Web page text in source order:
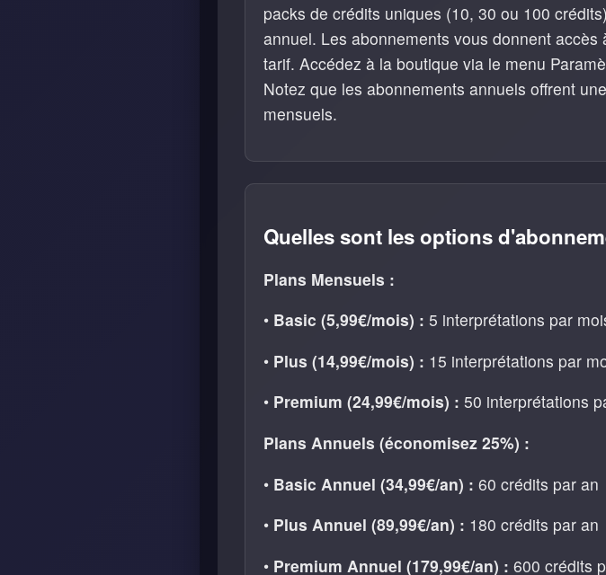
packs de crédits uniques (10, 30 ou 100
annuel. Les abonnements vous donnent
tarif. Accédez à la boutique via le menu
Notez que les abonnements annuels offrent
mensuels.
Quelles sont les options
Plans Mensuels :
• Basic (5,99€/mois) : 5 interprétations par
• Plus (14,99€/mois) : 15 interprétations par
• Premium (24,99€/mois) : 50 interprétations
Plans Annuels (économisez 25%) :
• Basic Annuel (34,99€/an) : 60 crédits par an
• Plus Annuel (89,99€/an) : 180 crédits par an
• Premium Annuel (179,99€/an) : 600 crédits